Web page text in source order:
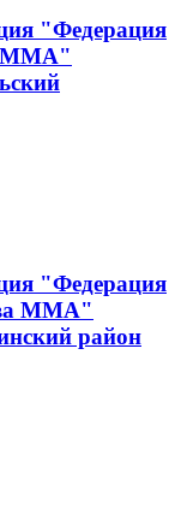
"Федерация
ММА"
"Федерация
ММА"
район